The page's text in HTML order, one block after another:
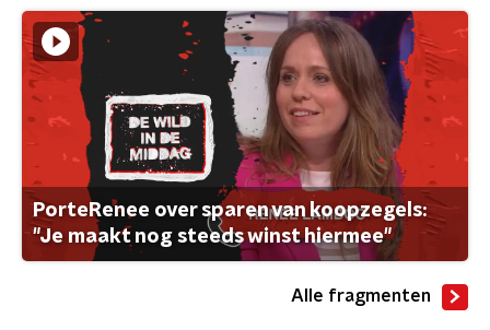
PorteRenee over sparen van koopzegels:
"Je maakt nog steeds winst hiermee"
Alle fragmenten